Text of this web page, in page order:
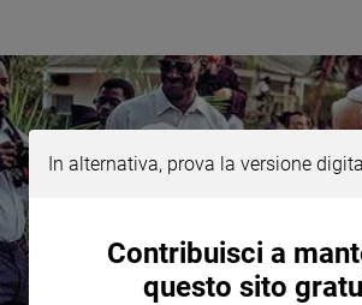
Cinema,
Tv
e
streaming
Libri
Musica
Arte
In alternativa, prova la versione
Contribuisci a
questo sito